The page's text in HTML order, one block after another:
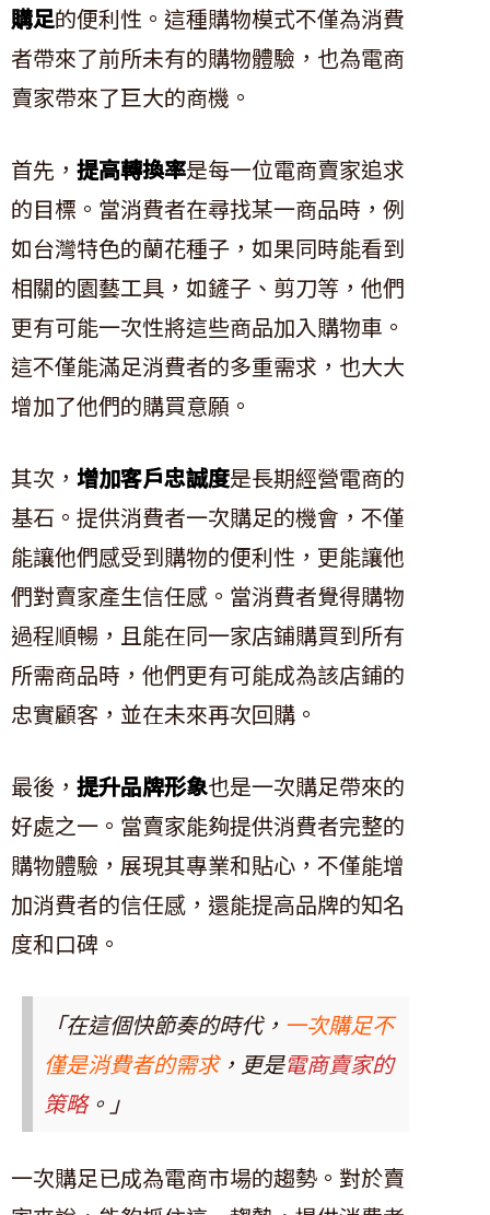
購足的便利性。這種購物模式不僅為消費
者帶來了前所未有的購物體驗，也為電商
賣家帶來了巨大的商機。
首先， 提高轉換率是每一位電商賣家追求
的目標。當消費者在尋找某一商品時，例
如台灣特色的蘭花種子，如果同時能看到
相關的園藝工具，如鏟子、剪刀等，他們
更有可能一次性將這些商品加入購物車。
這不僅能滿足消費者的多重需求，也大大
增加了他們的購買意願。
其次， 增加客戶忠誠度是長期經營電商的
基石。提供消費者一次購足的機會，不僅
能讓他們感受到購物的便利性，更能讓他
們對賣家產生信任感。當消費者覺得購物
過程順暢，且能在同一家店鋪購買到所有
所需商品時，他們更有可能成為該店鋪的
忠實顧客，並在未來再次回購。
最後， 提升品牌形象也是一次購足帶來的
好處之一。當賣家能夠提供消費者完整的
購物體驗，展現其專業和貼心，不僅能增
加消費者的信任感，還能提高品牌的知名
度和口碑。
「在這個快節奏的時代， 一次購足不
僅是消費者的需求，更是電商賣家的
策略。」
一次購足已成為電商市場的趨勢。對於賣